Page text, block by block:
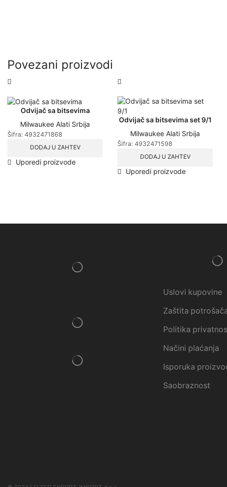
Povezani proizvodi
Odvijač sa bitsevima
Milwaukee Alati Srbija
Šifra: 4932471868
DODAJ U ZAHTEV
Uporedi proizvode
Odvijač sa bitsevima set 9/1
Milwaukee Alati Srbija
Šifra: 4932471598
DODAJ U ZAHTEV
Uporedi proizvode
Uslovi kupovine
Zaštita
Politika
Načini plaćanja
Isporuka
Saobraznost